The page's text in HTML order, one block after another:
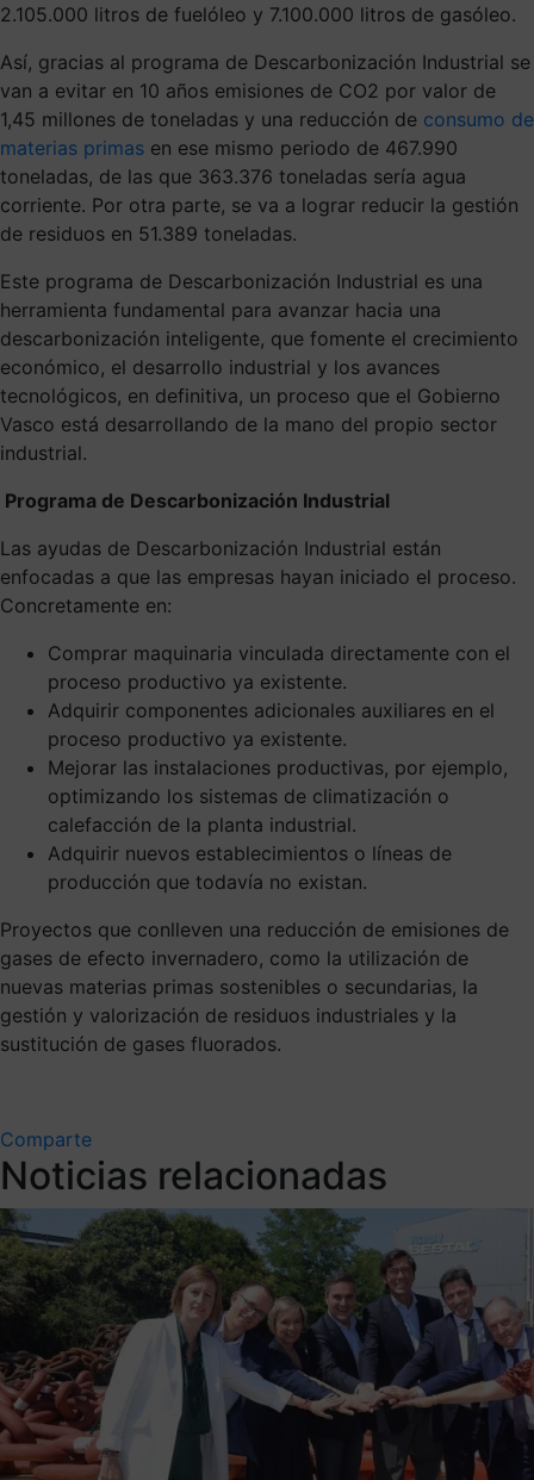
2.105.000 litros de fuelóleo y 7.100.000 litros de gasóleo.
Así, gracias al programa de Descarbonización Industrial se
van a evitar en 10 años emisiones de CO2 por valor de
1,45 millones de toneladas y una reducción de consumo de
materias primas en ese mismo periodo de 467.990
toneladas, de las que 363.376 toneladas sería agua
corriente. Por otra parte, se va a lograr reducir la gestión
de residuos en 51.389 toneladas.
Este programa de Descarbonización Industrial es una
herramienta fundamental para avanzar hacia una
descarbonización inteligente, que fomente el crecimiento
económico, el desarrollo industrial y los avances
tecnológicos, en definitiva, un proceso que el Gobierno
Vasco está desarrollando de la mano del propio sector
industrial.
Programa de Descarbonización Industrial
Las ayudas de Descarbonización Industrial están
enfocadas a que las empresas hayan iniciado el proceso.
Concretamente en:
Comprar maquinaria vinculada directamente con el
proceso productivo ya existente.
Adquirir componentes adicionales auxiliares en el
proceso productivo ya existente.
Mejorar las instalaciones productivas, por ejemplo,
optimizando los sistemas de climatización o
calefacción de la planta industrial.
Adquirir nuevos establecimientos o líneas de
producción que todavía no existan.
Proyectos que conlleven una reducción de emisiones de
gases de efecto invernadero, como la utilización de
nuevas materias primas sostenibles o secundarias, la
gestión y valorización de residuos industriales y la
sustitución de gases fluorados.
Comparte
Noticias relacionadas